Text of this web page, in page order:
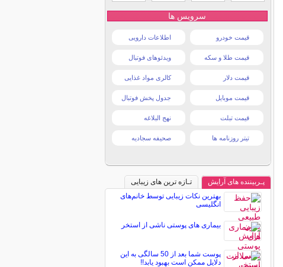
سرویس ها
قیمت خودرو اطلاعات دارویی
قیمت طلا و سکه ویدئوهای فوتبال
قیمت دلار کالری مواد غذایی
قیمت موبایل جدول پخش فوتبال
قیمت تبلت نهج البلاغه
تیتر روزنامه ها صحیفه سجادیه
پـربیننده های آرایش
تـازه ترین های زیبایی
بهترین نکات زیبایی توسط خانم‌های
انگلیسی
بیماری های پوستی ناشی از استخر
پوست شما بعد از 50 سالگی به این
دلایل ممکن است بهبود یابد!!